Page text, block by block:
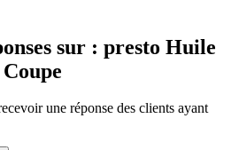
sur : presto Huile
une réponse des clients ayant